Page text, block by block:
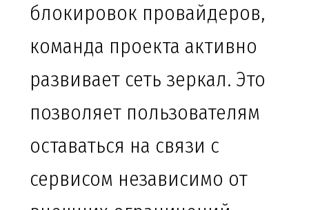
блокировок провайдеров,
команда проекта активно
развивает сеть зеркал. Это
позволяет пользователям
оставаться на связи с
сервисом независимо от